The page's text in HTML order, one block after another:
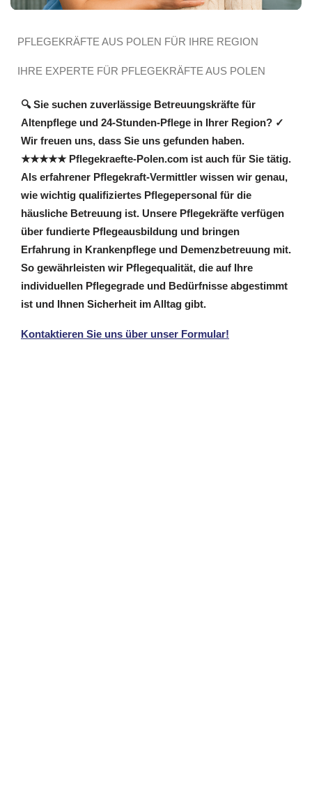
PFLEGEKRÄFTE AUS POLEN FÜR IHRE REGION
IHRE EXPERTE FÜR PFLEGEKRÄFTE AUS POLEN
🔍 Sie suchen zuverlässige Betreuungskräfte für
Altenpflege und 24-Stunden-Pflege in Ihrer Region? ✓
Wir freuen uns, dass Sie uns gefunden haben.
★★★★★ Pflegekraefte-Polen.com ist auch für Sie tätig.
Als erfahrener Pflegekraft-Vermittler wissen wir genau,
wie wichtig qualifiziertes Pflegepersonal für die
häusliche Betreuung ist. Unsere Pflegekräfte verfügen
über fundierte Pflegeausbildung und bringen
Erfahrung in Krankenpflege und Demenzbetreuung mit.
So gewährleisten wir Pflegequalität, die auf Ihre
individuellen Pflegegrade und Bedürfnisse abgestimmt
ist und Ihnen Sicherheit im Alltag gibt.
Kontaktieren Sie uns über unser Formular!